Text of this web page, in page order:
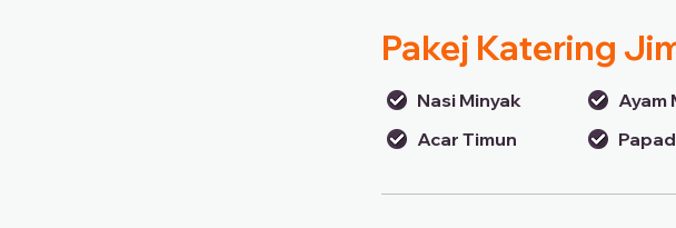
Pakej Katering
Nasi Minyak
Acar Timun
Ayam